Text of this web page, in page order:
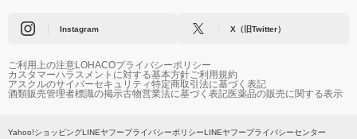
Instagram X（旧Twitter）
ご利用上の注意LOHACOプライバシーポリシー
カスタマーハラスメントに対する基本方針ご利用規約
アスクルのサイバーセキュリティ特定商取引法に基づく表記
酒類販売管理者標識の掲示古物営業法に基づく表記医薬品の販売に関する表示
Yahoo!ショッピングLINEヤフープライバシーポリシーLINEヤフープライバシーセンター